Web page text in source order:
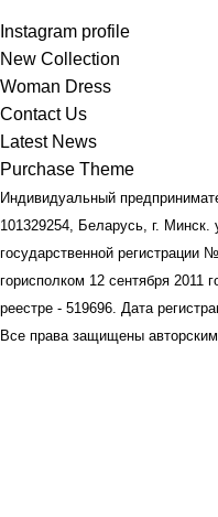
Instagram profile
New Collection
Woman Dress
Contact Us
Latest News
Purchase Theme
Индивидуальный
101329254, Беларусь, г.
государственной регистрации
горисполком 12 сентября 2011
реестре - 519696. Дата
Все права защищены